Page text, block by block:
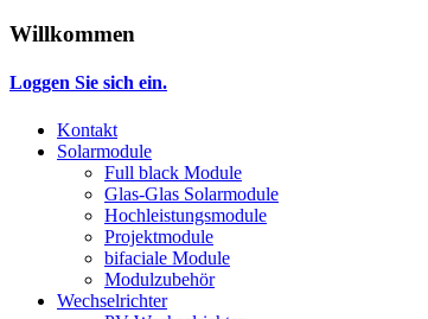
Willkommen
Loggen Sie sich ein.
Kontakt
Solarmodule
Full black Module
Glas-Glas Solarmodule
Hochleistungsmodule
Projektmodule
bifaciale Module
Modulzubehör
Wechselrichter